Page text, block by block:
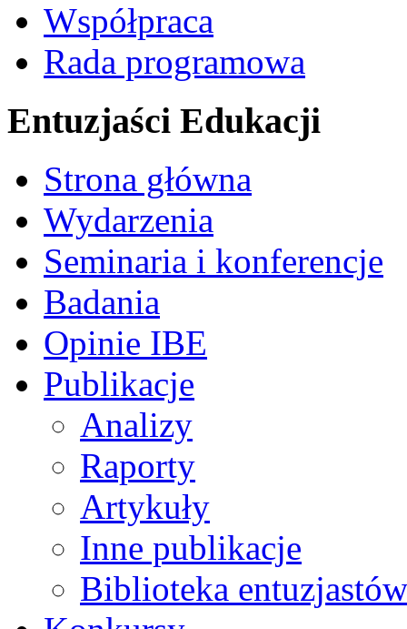
Współpraca
Rada programowa
Entuzjaści Edukacji
Strona główna
Wydarzenia
Seminaria i konferencje
Badania
Opinie IBE
Publikacje
Analizy
Raporty
Artykuły
Inne publikacje
Biblioteka